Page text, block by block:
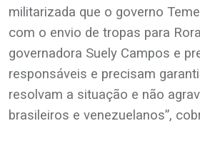
militarizada que o governo
com o envio de tropas para
governadora Suely Campos e
responsáveis e precisam
resolvam a situação e não
brasileiros e venezuelanos”,